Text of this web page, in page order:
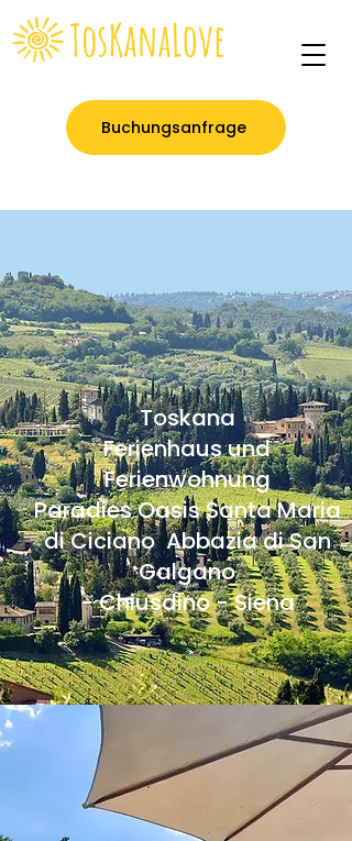
Buchungsanfrage
Toskana
Ferienhaus und
Ferienwohnung
Paradies Oasis Santa Maria
di Ciciano Abbazia di San
Galgano
- Chiusdino - Siena